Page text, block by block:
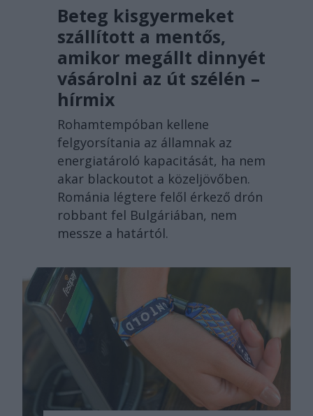
Beteg kisgyermeket
szállított a mentős,
amikor megállt dinnyét
vásárolni az út szélén –
hírmix
Rohamtempóban kellene
felgyorsítania az államnak az
energiatároló kapacitását, ha nem
akar blackoutot a közeljövőben.
Románia légtere felől érkező drón
robbant fel Bulgáriában, nem
messze a határtól.